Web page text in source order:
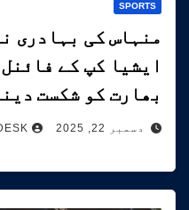
SPORTS
ایشیا کپ کے
بھارت کو شکست
دسمبر 22, 2025